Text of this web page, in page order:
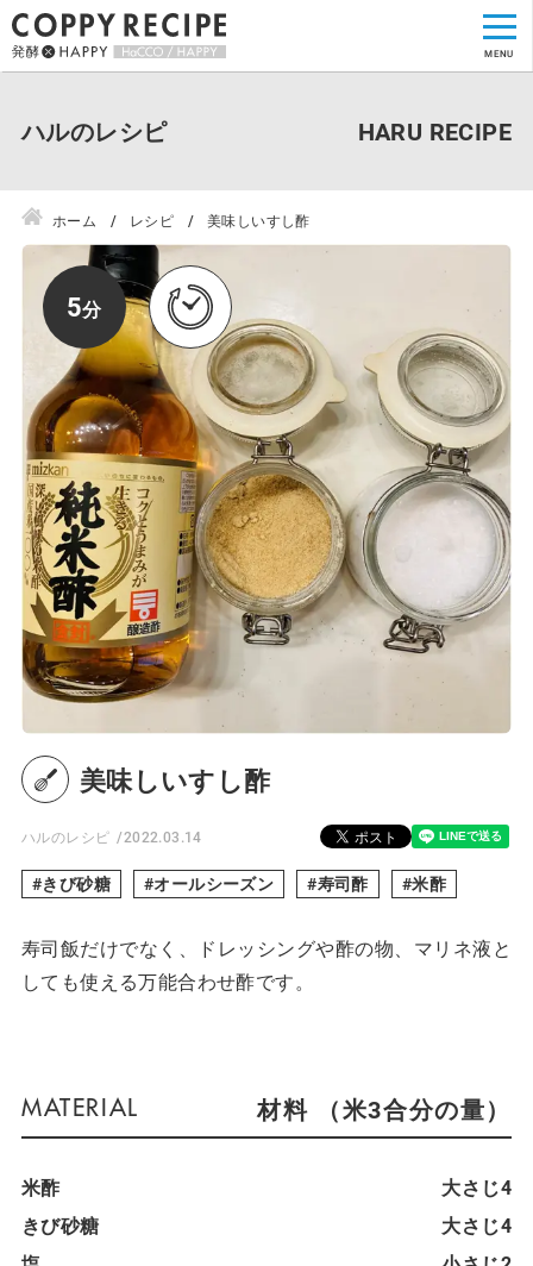
ハルのレシピ
ホーム レシピ 美味しいすし酢
5
美味しいすし酢
ハルのレシピ 2022.03.14
きび砂糖 オールシーズン 寿司酢 米酢
寿司飯だけでなく、ドレッシングや酢の物、マリネ液と
しても使える万能合わせ酢です。
材料 （米3合分の量）
米酢
大さじ4
きび砂糖
大さじ4